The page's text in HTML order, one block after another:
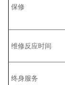
保修
维修反应时间
终身服务